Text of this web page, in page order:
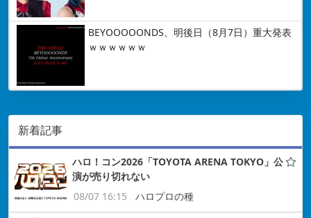
BEYOOOOONDS、明後日（8月7日）重大発表
ｗｗｗｗｗｗ
新着記事
ハロ！コン2026「TOYOTA ARENA TOKYO」公
演が売り切れない
08/07 16:15
ハロプロの種